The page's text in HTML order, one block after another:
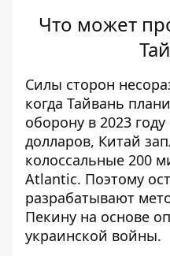
Что может
Силы сторон
когда Тайвань
оборону в 2023
долларов, Китай
колоссальные 200
Atlantic. Поэтому
разрабатывают
Пекину на основе
украинской войны.